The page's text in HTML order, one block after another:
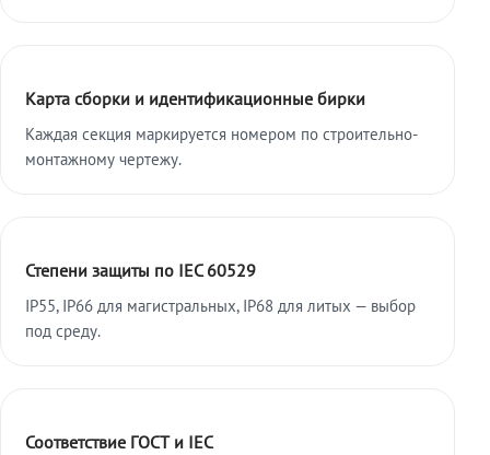
Карта сборки и идентификационные бирки
Каждая секция маркируется номером по строительно-
монтажному чертежу.
Степени защиты по IEC 60529
IP55, IP66 для магистральных, IP68 для литых — выбор
под среду.
Соответствие ГОСТ и IEC